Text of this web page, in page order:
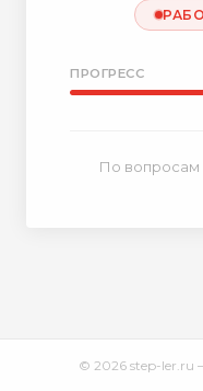
ПРОГРЕСС
По вопросам
© 2026 step-ler.ru